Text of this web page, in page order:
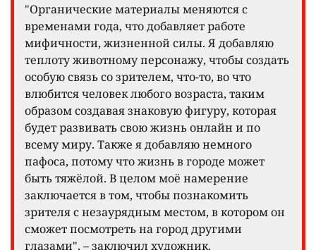
"Органические материалы меняются с
временами года, что добавляет работе
мифичности, жизненной силы. Я добавляю
теплоту животному персонажу, чтобы создать
особую связь со зрителем, что-то, во что
влюбится человек любого возраста, таким
образом создавая знаковую фигуру, которая
будет развивать свою жизнь онлайн и по
всему миру. Также я добавляю немного
пафоса, потому что жизнь в городе может
быть тяжёлой. В целом моё намерение
заключается в том, чтобы познакомить
зрителя с незаурядным местом, в котором он
сможет посмотреть на город другими
глазами", – заключил художник.